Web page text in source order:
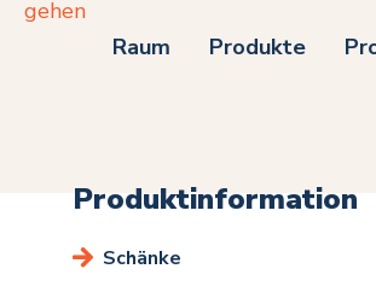
Raum Produkte
Produktinformation
Schänke